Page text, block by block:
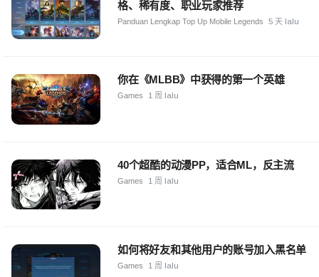
格、稀有度、职业玩家推荐
Panduan Lengkap Top Up Mobile Legends 5 天 lalu
你在《MLBB》中获得的第一个英雄
Games 1 周 lalu
40个超酷的动漫PP，适合ML，反主流
Games 1 周 lalu
如何将好友和其他用户的账号加入黑名单
Games 1 周 lalu